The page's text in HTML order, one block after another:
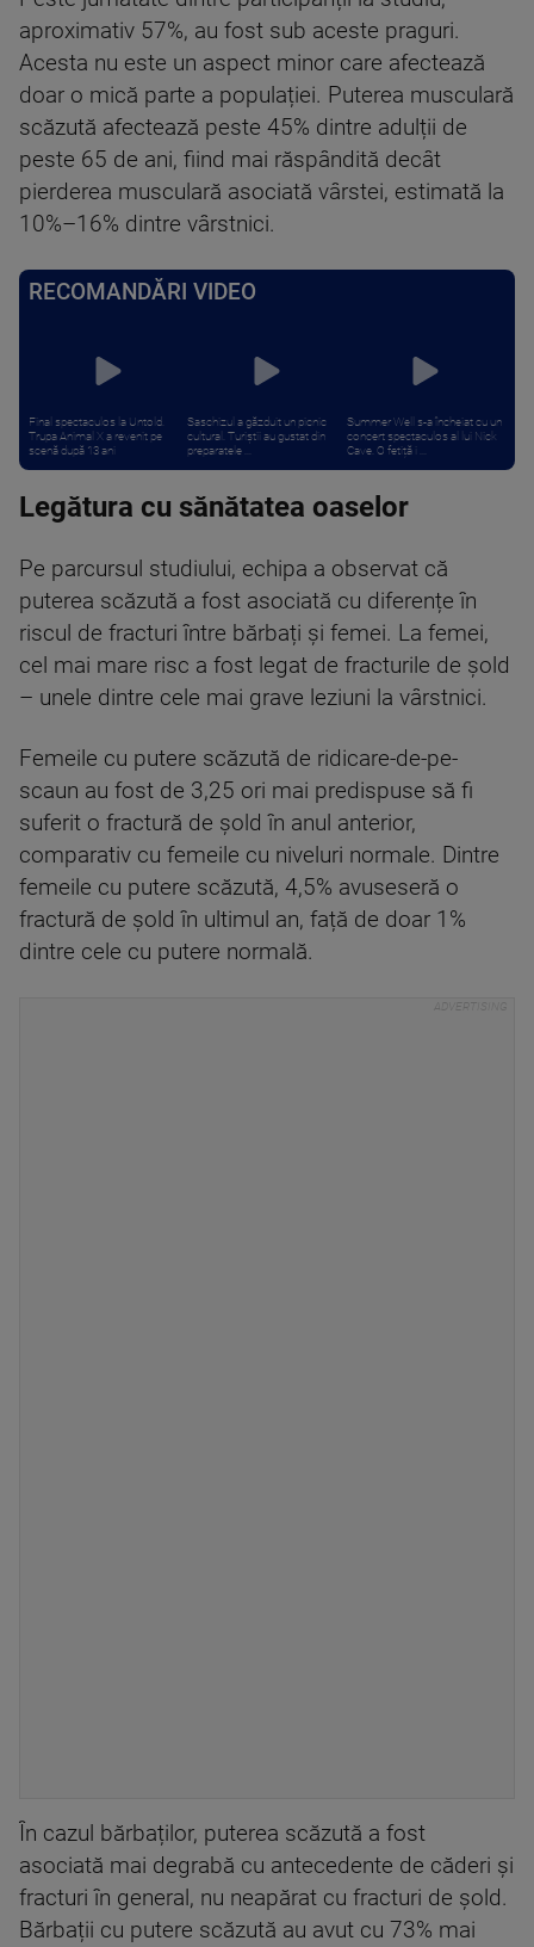
aproximativ 57%, au fost sub aceste praguri.
Acesta nu este un aspect minor care afectează
doar o mică parte a populației. Puterea musculară
scăzută afectează peste 45% dintre adulții de
peste 65 de ani, fiind mai răspândită decât
pierderea musculară asociată vârstei, estimată la
10%–16% dintre vârstnici.
RECOMANDĂRI VIDEO
Final spectaculos la Untold.
Trupa Animal X a revenit pe
scenă după 13 ani
Saschizul a găzduit un picnic
cultural. Turiștii au gustat din
preparatele ...
Summer Well s-a încheiat cu un
concert spectaculos al lui Nick
Cave. O fetiță i ...
Legătura cu sănătatea oaselor
Pe parcursul studiului, echipa a observat că
puterea scăzută a fost asociată cu diferențe în
riscul de fracturi între bărbați și femei. La femei,
cel mai mare risc a fost legat de fracturile de șold
– unele dintre cele mai grave leziuni la vârstnici.
Femeile cu putere scăzută de ridicare-de-pe-
scaun au fost de 3,25 ori mai predispuse să fi
suferit o fractură de șold în anul anterior,
comparativ cu femeile cu niveluri normale. Dintre
femeile cu putere scăzută, 4,5% avuseseră o
fractură de șold în ultimul an, față de doar 1%
dintre cele cu putere normală.
În cazul bărbaților, puterea scăzută a fost
asociată mai degrabă cu antecedente de căderi și
fracturi în general, nu neapărat cu fracturi de șold.
Bărbații cu putere scăzută au avut cu 73% mai